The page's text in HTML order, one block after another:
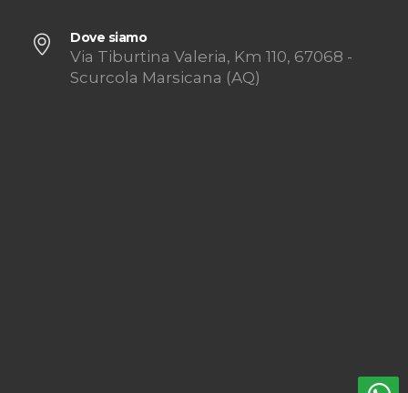
Dove siamo
Via Tiburtina Valeria, Km 110, 67068 -
Scurcola Marsicana (AQ)